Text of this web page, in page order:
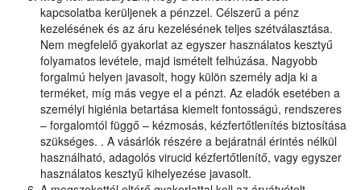
kapcsolatba kerüljenek a pénzzel. Célszerű a pénz
kezelésének és az áru kezelésének teljes szétválasztása.
Nem megfelelő gyakorlat az egyszer használatos kesztyű
folyamatos levétele, majd ismételt felhúzása. Nagyobb
forgalmú helyen javasolt, hogy külön személy adja ki a
terméket, míg más vegye el a pénzt. Az eladók esetében a
személyi higiénia betartása kiemelt fontosságú, rendszeres
– forgalomtól függő – kézmosás, kézfertőtlenítés biztosítása
szükséges. . A vásárlók részére a bejáratnál érintés nélkül
használható, adagolós virucid kézfertőtlenítő, vagy egyszer
használatos kesztyű kihelyezése javasolt.